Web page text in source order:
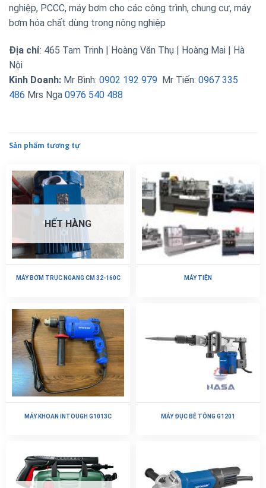
nghiệp, PCCC, máy bơm cho các công trình, chung cư, máy
bơm hóa chất dùng trong nông nghiệp
Địa chỉ: 465 Tam Trinh | Hoàng Văn Thụ | Hoàng Mai | Hà
Nội
Kinh Doanh: Mr Bình: 0902 192 979 Mr Tiến: 0967 335
486 Mrs Nga 0976 540 488
Sản phẩm tương tự
HẾT HÀNG
MÁY BƠM TRỤC NGANG CM 32-160C MÁY TIỆN
MÁY KHOAN INTOUGH G1013C MÁY ĐỤC BÊ TÔNG G1201